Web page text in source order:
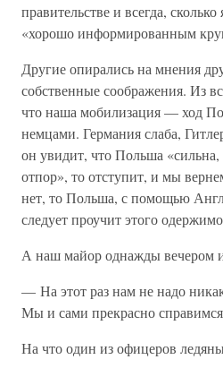
правительстве и всегда,
«хорошо информированным
Другие опирались на мнения
собственные соображения. Из
что наша мобилизация — ход
немцами. Германия слаба,
он увидит, что Польша «сильна,
отпор», то отступит, и мы
нет, то Польша, с помощью
следует проучит этого
А наш майор однажды вечером и
— На этот раз нам не надо
Мы и сами прекрасно
На что один из офицеров